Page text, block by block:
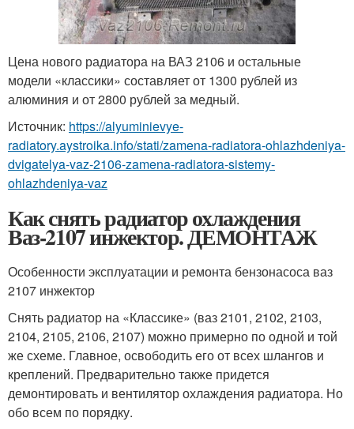
Цена нового радиатора на ВАЗ 2106 и остальные
модели «классики» составляет от 1300 рублей из
алюминия и от 2800 рублей за медный.
Источник: https://alyuminievye-
radiatory.aystroika.info/stati/zamena-radiatora-ohlazhdeniya-
dvigatelya-vaz-2106-zamena-radiatora-sistemy-
ohlazhdeniya-vaz
Как снять радиатор охлаждения
Ваз-2107 инжектор. ДЕМОНТАЖ
Особенности эксплуатации и ремонта бензонасоса ваз
2107 инжектор
Снять радиатор на «Классике» (ваз 2101, 2102, 2103,
2104, 2105, 2106, 2107) можно примерно по одной и той
же схеме. Главное, освободить его от всех шлангов и
креплений. Предварительно также придется
демонтировать и вентилятор охлаждения радиатора. Но
обо всем по порядку.